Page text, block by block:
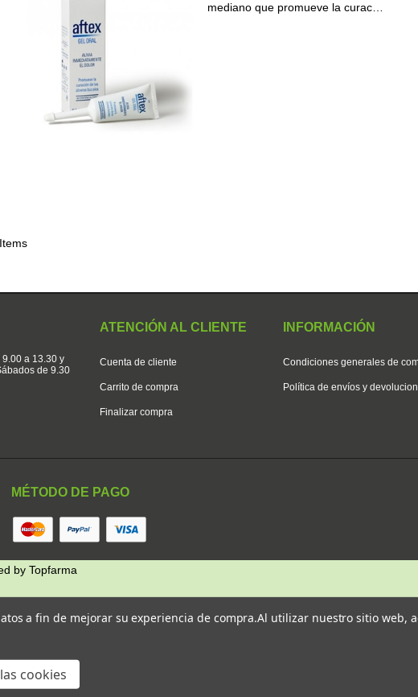
mediano que promueve la curac…
a 13.30 y
de 9.30
ATENCIÓN AL CLIENTE
Cuenta de cliente
Carrito de compra
Finalizar compra
INFORMACIÓN
Condiciones generales de
Política de envíos y
MÉTODO DE PAGO
by Topfarma
a fin de mejorar su experiencia de compra.Al utilizar nuestro sitio web,
cookies